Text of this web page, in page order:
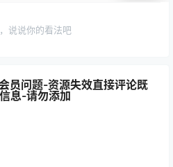
说说你的看法吧
员问题-资源失效直接评论既
息-请勿添加